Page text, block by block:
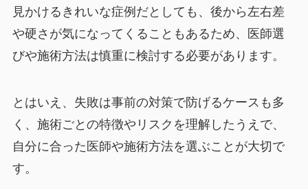
見かけるきれいな症例だとしても、後から左右差
や硬さが気になってくることもあるため、医師選
びや施術方法は慎重に検討する必要があります。
とはいえ、失敗は事前の対策で防げるケースも多
く、施術ごとの特徴やリスクを理解したうえで、
自分に合った医師や施術方法を選ぶことが大切で
す。